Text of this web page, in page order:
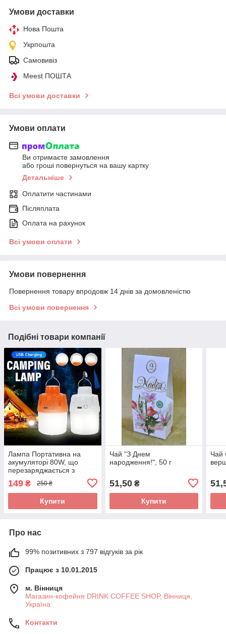
Умови доставки
Нова Пошта
Укрпошта
Самовивіз
Meest ПОШТА
Всі умови доставки
Умови оплати
Ви отримаєте замовлення
або гроші повернуться на вашу картку
Детальніше
Оплатити частинами
Післяплата
Оплата на рахунок
Всі умови оплати
Умови повернення
Повернення товару впродовж 14 днів за домовленістю
Всі умови повернення
Подібні товари компанії
Лампа Портативна на
акумуляторі 80W, що
перезаряджається з
149 ₴ 250 ₴
Купити
Чай "З Днем
народження!", 50 г
51,50₴
Купити
Чай
Про нас
99% позитивних з 797 відгуків за рік
Працює з 10.01.2015
м. Вінниця
Магазин-кофейня DRINK COFFEE SHOP, Вінниця,
Україна
Контакти